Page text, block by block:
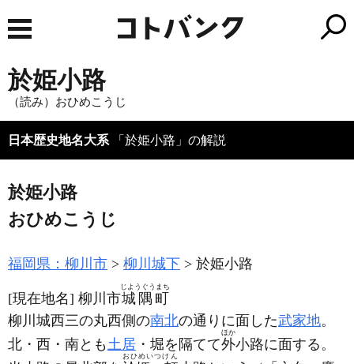
於姫小路
（読み）おひめこうじ
日本歴史地名大系 「於姫小路」の解説
於姫小路
おひめこうじ
福岡県：柳川市 柳川城下 於姫小路
[現在地名] 柳川市城隅町
じようぐうまち
柳川城西三の丸西側の南北の通りに面した武家地。
北・西・南とも土居 ・堀を隔てて外
ほか
小路に面する。
おひめいつけん